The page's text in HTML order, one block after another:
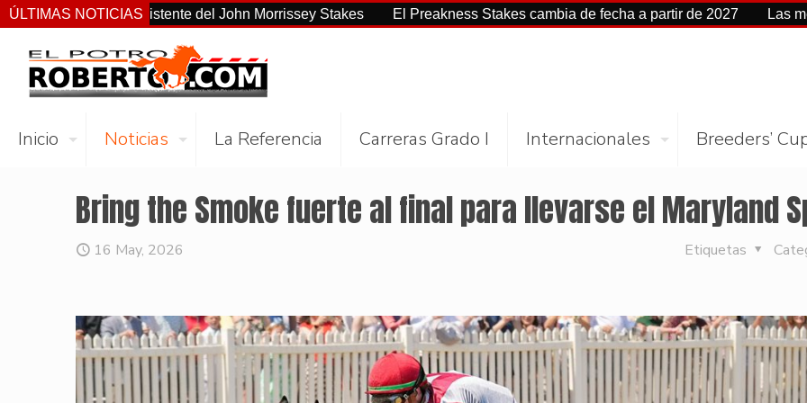
ÚLTIMAS NOTICIAS
más consistente del John Morrissey Stakes El Preakness Stakes cambia de fecha a partir de 2027 Las mejores
Inicio Noticias La Referencia Carreras Grado I Internacionales Breeders’
Bring the Smoke fuerte al final para llevarse el Maryland
16 May, 2026 Etiquetas